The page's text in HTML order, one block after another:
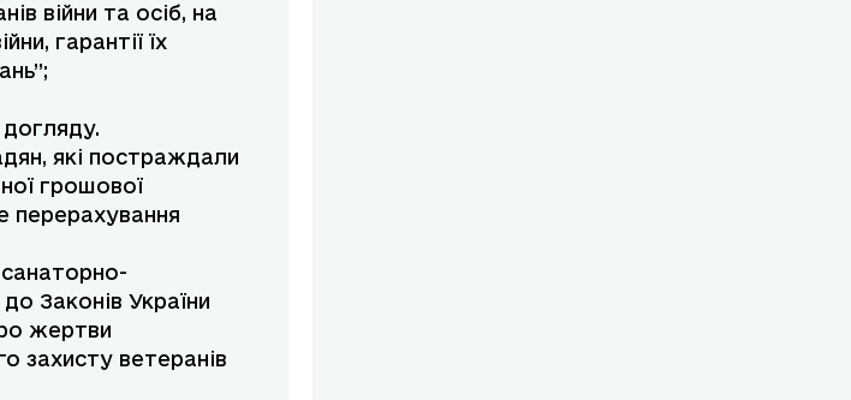
війни та осіб, на
гарантії їх
які постраждали
грошової
перерахування
Законів України
жертви
захисту ветеранів